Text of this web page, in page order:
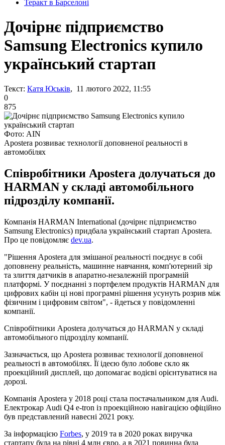
Теракт в Барселоні
Дочірнє підприємство
Samsung Electronics купило
український стартап
Текст: Катя Юськів, 11 лютого 2022, 11:55
0
875
Фото: AIN
Apostera розвиває технології доповненої реальності в
автомобілях
Співробітники Apostera долучаться до
HARMAN у складі автомобільного
підрозділу компанії.
Компанія HARMAN International (дочірнє підприємство
Samsung Electronics) придбала український стартап Apostera.
Про це повідомляє dev.ua.
"Рішення Apostera для змішаної реальності поєднує в собі
доповнену реальність, машинне навчання, комп'ютерний зір
та злиття датчиків в апаратно-незалежній програмній
платформі. У поєднанні з портфелем продуктів HARMAN для
цифрових кабін ці нові програмні рішення усунуть розрив між
фізичним і цифровим світом", - йдеться у повідомленні
компанії.
Співробітники Apostera долучаться до HARMAN у складі
автомобільного підрозділу компанії.
Зазначається, що Apostera розвиває технології доповненої
реальності в автомобілях. Її ідеєю було лобове скло як
проекційний дисплей, що допомагає водієві орієнтуватися на
дорозі.
Компанія Apostera у 2018 році стала постачальником для Audi.
Електрокар Audi Q4 e-tron із проекційною навігацією офіційно
був представлений навесні 2021 року.
За інформацією Forbes, у 2019 та в 2020 роках виручка
стартапу була на рівні 4 млн євро, а в 2021 повинна була